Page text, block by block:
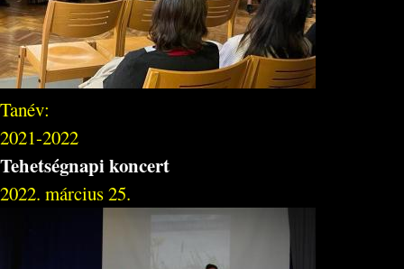
Tanév:
2021-2022
Tehetségnapi koncert
2022. március 25.